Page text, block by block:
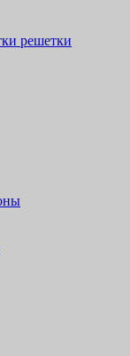
решетки